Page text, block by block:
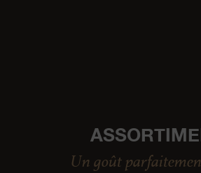
Un goût